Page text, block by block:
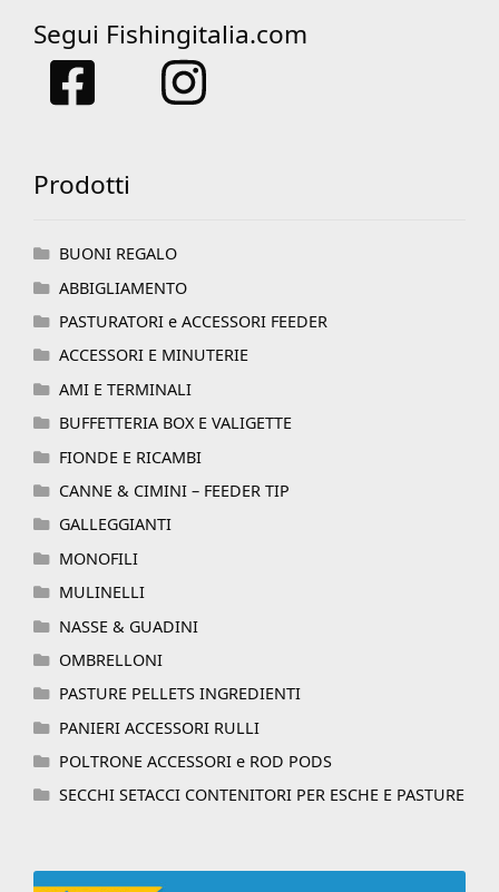
Segui Fishingitalia.com
Prodotti
BUONI REGALO
ABBIGLIAMENTO
PASTURATORI e ACCESSORI FEEDER
ACCESSORI E MINUTERIE
AMI E TERMINALI
BUFFETTERIA BOX E VALIGETTE
FIONDE E RICAMBI
CANNE & CIMINI – FEEDER TIP
GALLEGGIANTI
MONOFILI
MULINELLI
NASSE & GUADINI
OMBRELLONI
PASTURE PELLETS INGREDIENTI
PANIERI ACCESSORI RULLI
POLTRONE ACCESSORI e ROD PODS
SECCHI SETACCI CONTENITORI PER ESCHE E PASTURE